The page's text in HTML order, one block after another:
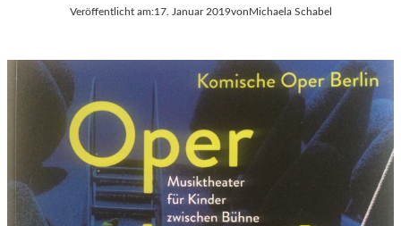
Veröffentlicht am:17. Januar 2019vonMichaela Schabel